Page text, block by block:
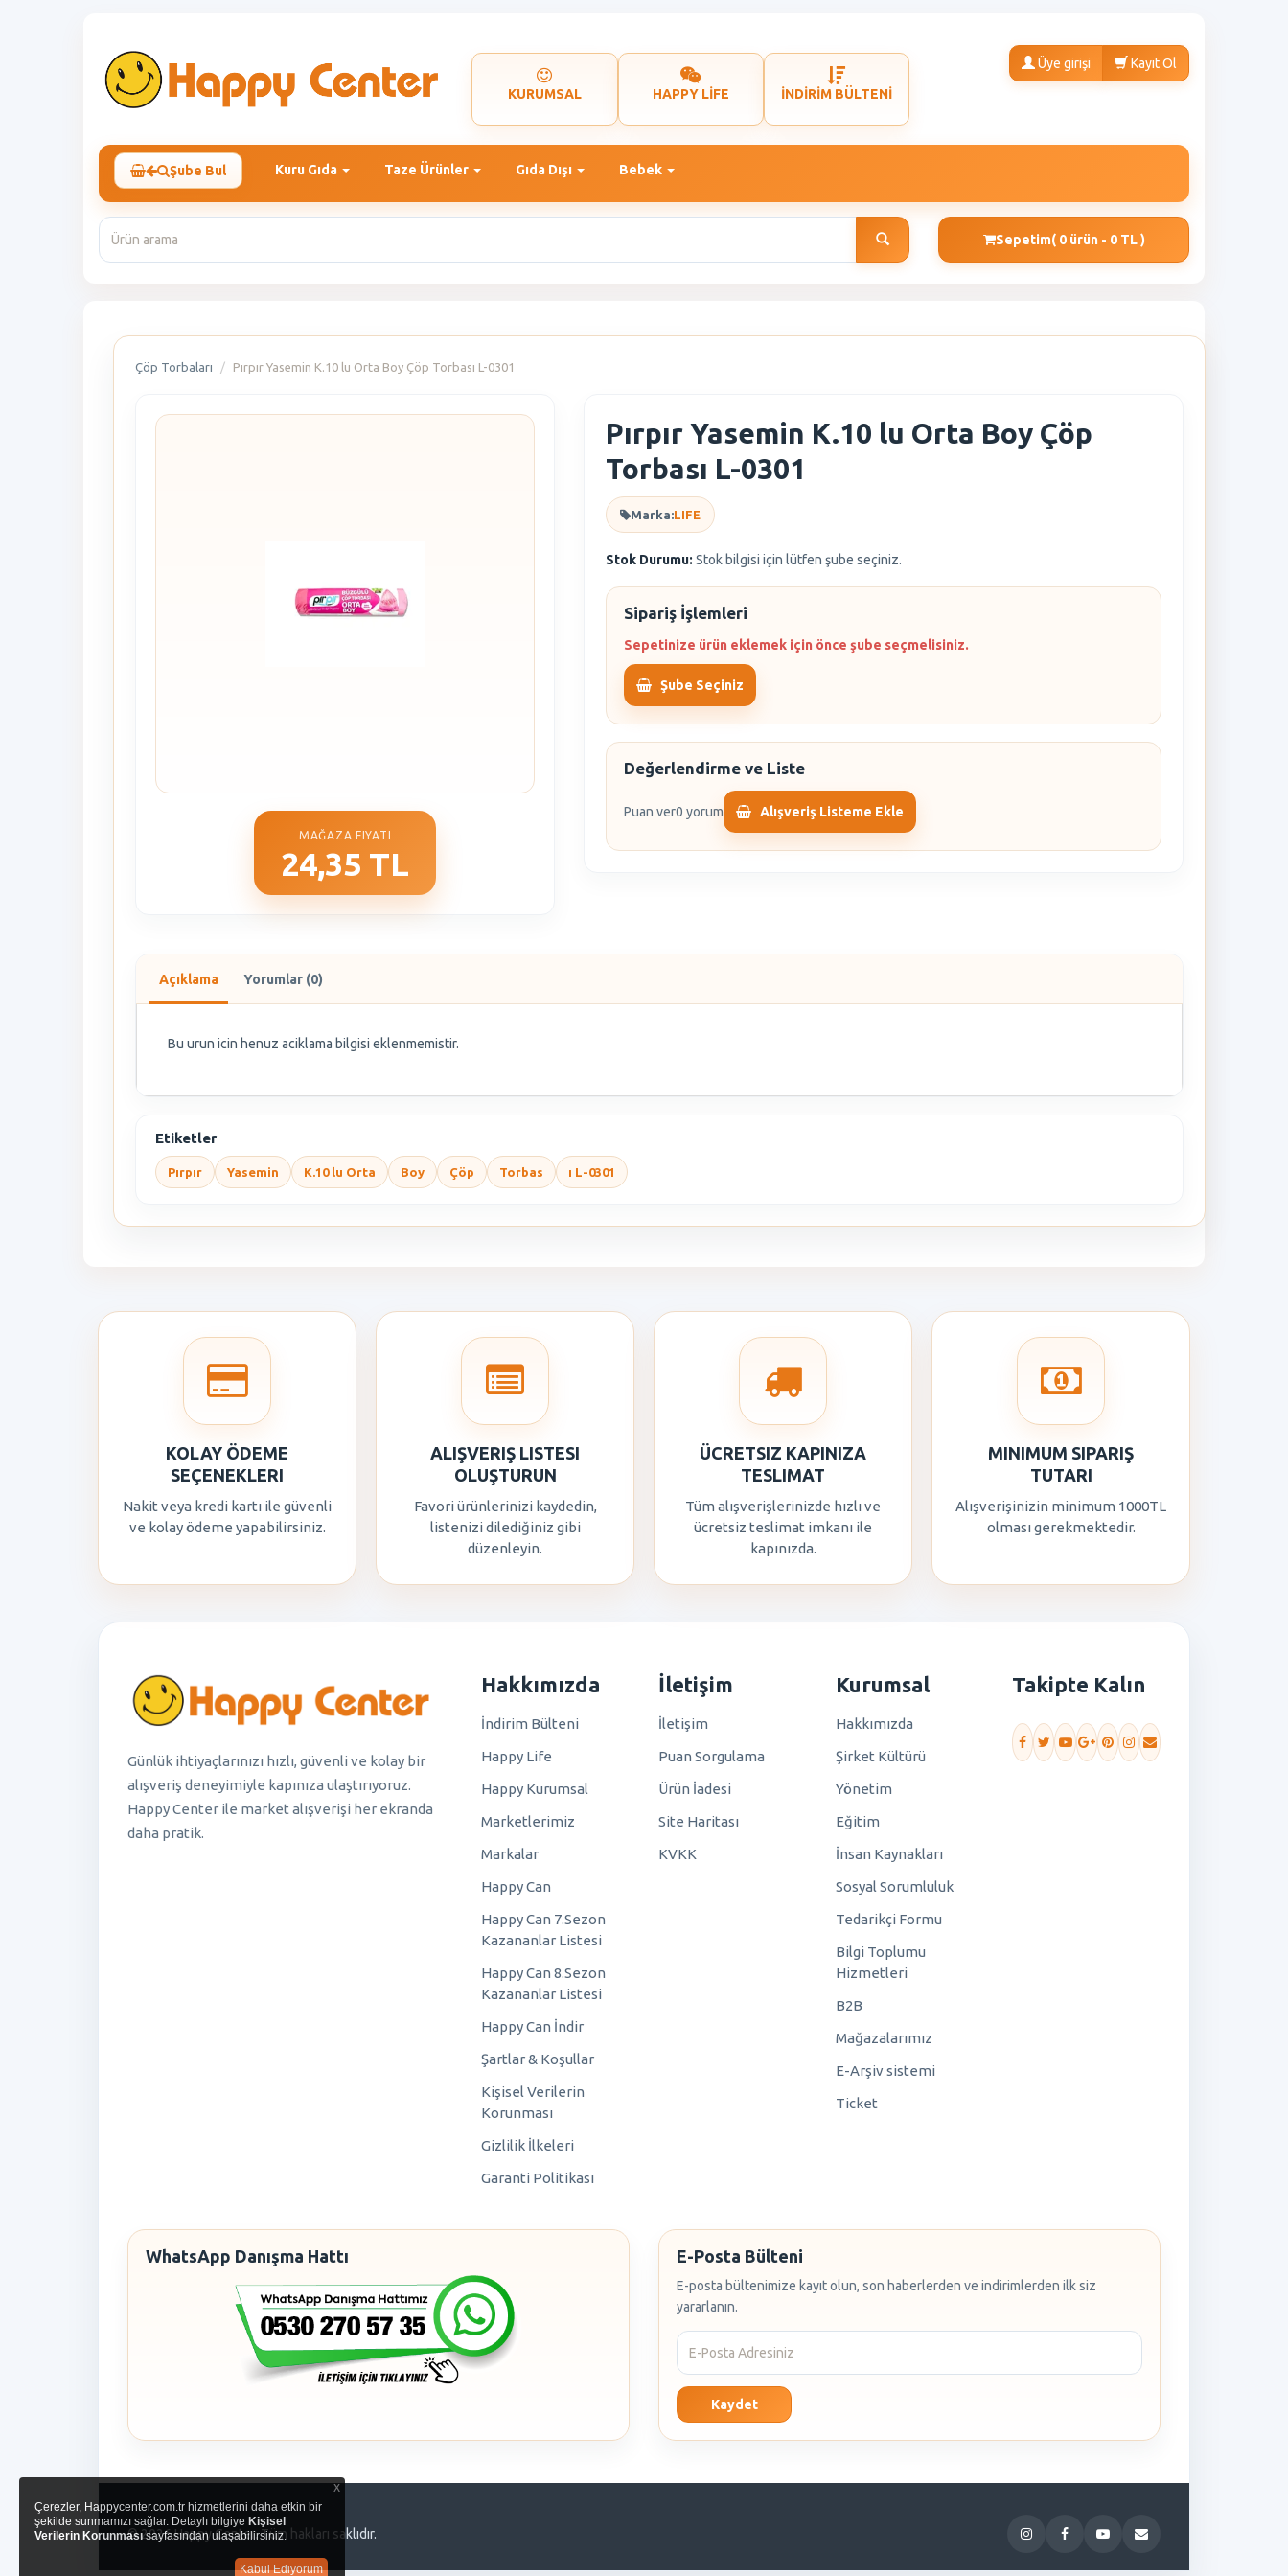
KURUMSAL HAPPY LİFE İNDİRİM BÜLTENİ
Üye girişi Kayıt Ol
Şube Bul Kuru Gıda Taze Ürünler Gıda Dışı Bebek
Sepetim( 0 ürün - 0 TL )
Çöp Torbaları Pırpır Yasemin K.10 lu Orta Boy Çöp Torbası L-0301
MAĞAZA FIYATI
24,35 TL
Pırpır Yasemin K.10 lu Orta Boy Çöp
Torbası L-0301
Marka:LIFE
Stok Durumu: Stok bilgisi için lütfen şube seçiniz.
Sipariş İşlemleri
Sepetinize ürün eklemek için önce şube seçmelisiniz.
Şube Seçiniz
Değerlendirme ve Liste
Puan ver0 yorum Alışveriş Listeme Ekle
Açıklama Yorumlar (0)
Bu urun icin henuz aciklama bilgisi eklenmemistir.
Etiketler
Pırpır Yasemin K.10 lu Orta Boy Çöp Torbas ı L-0301
KOLAY ÖDEME
SEÇENEKLERI
Nakit veya kredi kartı ile güvenli
ve kolay ödeme yapabilirsiniz.
ALIŞVERIŞ LISTESI
OLUŞTURUN
Favori ürünlerinizi kaydedin,
listenizi dilediğiniz gibi
düzenleyin.
ÜCRETSIZ KAPINIZA
TESLIMAT
Tüm alışverişlerinizde hızlı ve
ücretsiz teslimat imkanı ile
kapınızda.
MINIMUM SIPARIŞ
TUTARI
Alışverişinizin minimum 1000TL
olması gerekmektedir.
Günlük ihtiyaçlarınızı hızlı, güvenli ve kolay bir
alışveriş deneyimiyle kapınıza ulaştırıyoruz.
Happy Center ile market alışverişi her ekranda
daha pratik.
Hakkımızda
İndirim Bülteni
Happy Life
Happy Kurumsal
Marketlerimiz
Markalar
Happy Can
Happy Can 7.Sezon
Kazananlar Listesi
Happy Can 8.Sezon
Kazananlar Listesi
Happy Can İndir
Şartlar & Koşullar
Kişisel Verilerin
Korunması
Gizlilik İlkeleri
Garanti Politikası
İletişim
İletişim
Puan Sorgulama
Ürün İadesi
Site Haritası
KVKK
Kurumsal
Hakkımızda
Şirket Kültürü
Yönetim
Eğitim
İnsan Kaynakları
Sosyal Sorumluluk
Tedarikçi Formu
Bilgi Toplumu
Hizmetleri
B2B
Mağazalarımız
E-Arşiv sistemi
Ticket
Takipte Kalın
WhatsApp Danışma Hattı E-Posta Bülteni
E-posta bültenimize kayıt olun, son haberlerden ve indirimlerden ilk siz
yararlanın.
Kaydet
© 2026 Happy Center. Tüm hakları saklıdır.
x
Çerezler, Happycenter.com.tr hizmetlerini daha etkin bir
şekilde sunmamızı sağlar. Detaylı bilgiye Kişisel
Verilerin Korunmasısayfasından ulaşabilirsiniz.
Kabul Ediyorum